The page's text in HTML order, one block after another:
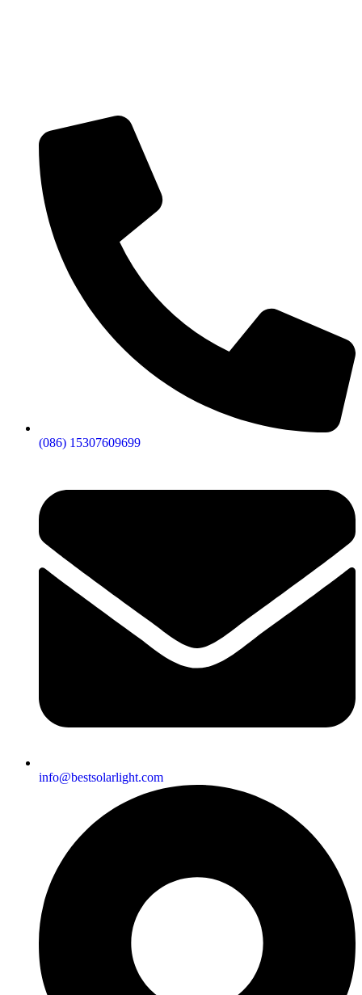
(086) 15307609699
info@bestsolarlight.com